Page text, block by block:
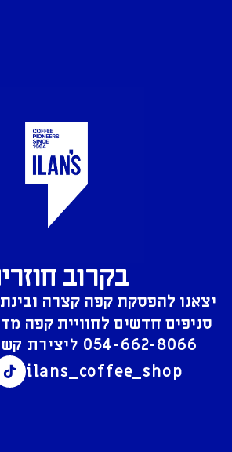
בקרוב
יצאנו להפסקת קפה קצרה
סניפים חדשים לחוויית קפה
054-662-8066
ilans_coffee_shop